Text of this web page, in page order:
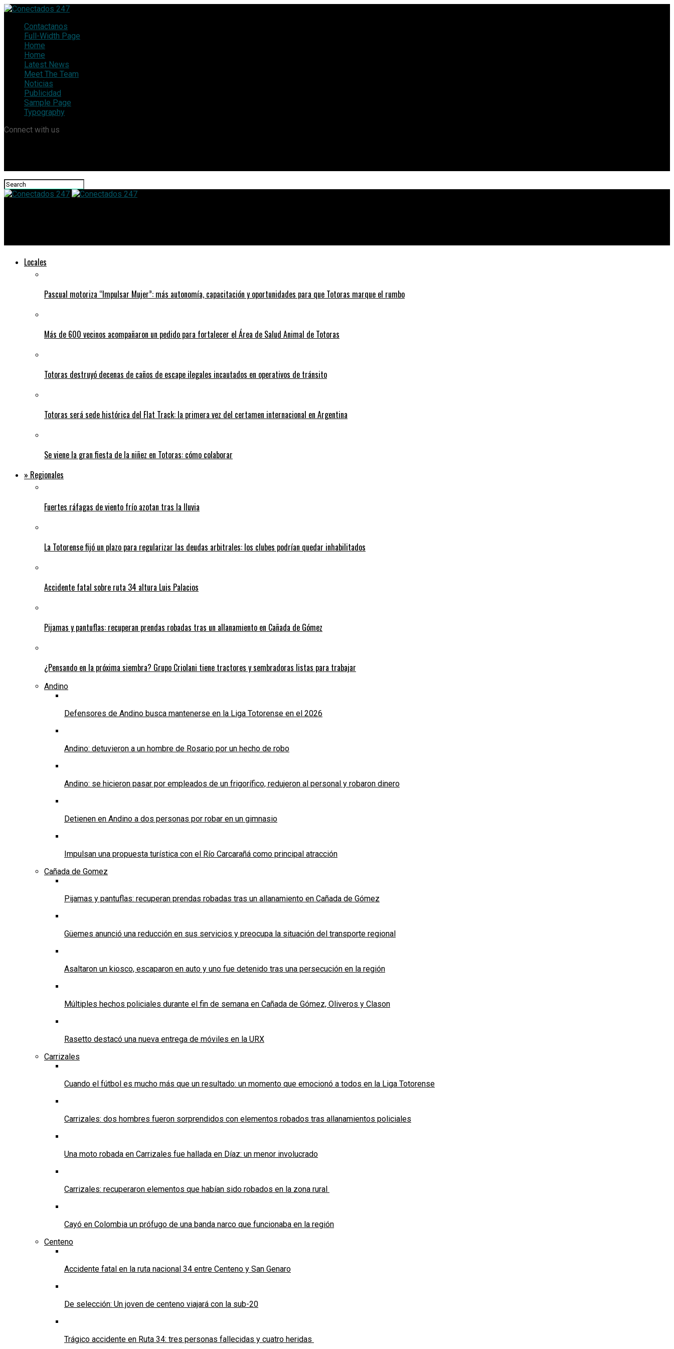
Contactanos
Full-Width Page
Home
Home
Latest News
Meet The Team
Noticias
Publicidad
Sample Page
Typography
Connect with us
Locales
Pascual motoriza “Impulsar Mujer”: más autonomía, capacitación y oportunidades para que Totoras marque el rumbo
Más de 600 vecinos acompañaron un pedido para fortalecer el Área de Salud Animal de Totoras
Totoras destruyó decenas de caños de escape ilegales incautados en operativos de tránsito
Totoras será sede histórica del Flat Track: la primera vez del certamen internacional en Argentina
Se viene la gran fiesta de la niñez en Totoras: cómo colaborar
» Regionales
Fuertes ráfagas de viento frío azotan tras la lluvia
La Totorense fijó un plazo para regularizar las deudas arbitrales: los clubes podrían quedar inhabilitados
Accidente fatal sobre ruta 34 altura Luis Palacios
Pijamas y pantuflas: recuperan prendas robadas tras un allanamiento en Cañada de Gómez
¿Pensando en la próxima siembra? Grupo Criolani tiene tractores y sembradoras listas para trabajar
Andino
Defensores de Andino busca mantenerse en la Liga Totorense en el 2026
Andino: detuvieron a un hombre de Rosario por un hecho de robo
Andino: se hicieron pasar por empleados de un frigorífico, redujeron al personal y robaron dinero
Detienen en Andino a dos personas por robar en un gimnasio
Impulsan una propuesta turística con el Río Carcarañá como principal atracción
Cañada de Gomez
Pijamas y pantuflas: recuperan prendas robadas tras un allanamiento en Cañada de Gómez
Güemes anunció una reducción en sus servicios y preocupa la situación del transporte regional
Asaltaron un kiosco, escaparon en auto y uno fue detenido tras una persecución en la región
Múltiples hechos policiales durante el fin de semana en Cañada de Gómez, Oliveros y Clason
Rasetto destacó una nueva entrega de móviles en la URX
Carrizales
Cuando el fútbol es mucho más que un resultado: un momento que emocionó a todos en la Liga Totorense
Carrizales: dos hombres fueron sorprendidos con elementos robados tras allanamientos policiales
Una moto robada en Carrizales fue hallada en Díaz: un menor involucrado
Carrizales: recuperaron elementos que habían sido robados en la zona rural
Cayó en Colombia un prófugo de una banda narco que funcionaba en la región
Centeno
Accidente fatal en la ruta nacional 34 entre Centeno y San Genaro
De selección: Un joven de centeno viajará con la sub-20
Trágico accidente en Ruta 34: tres personas fallecidas y cuatro heridas